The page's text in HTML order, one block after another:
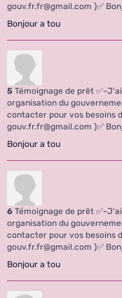
gouv.fr.fr@gmail.com )✅
Bonjour a tou
5 Témoignage de prêt ✅-
organisation du
contacter pour vos besoins
gouv.fr.fr@gmail.com )✅
Bonjour a tou
6 Témoignage de prêt ✅-
organisation du
contacter pour vos besoins
gouv.fr.fr@gmail.com )✅
Bonjour a tou